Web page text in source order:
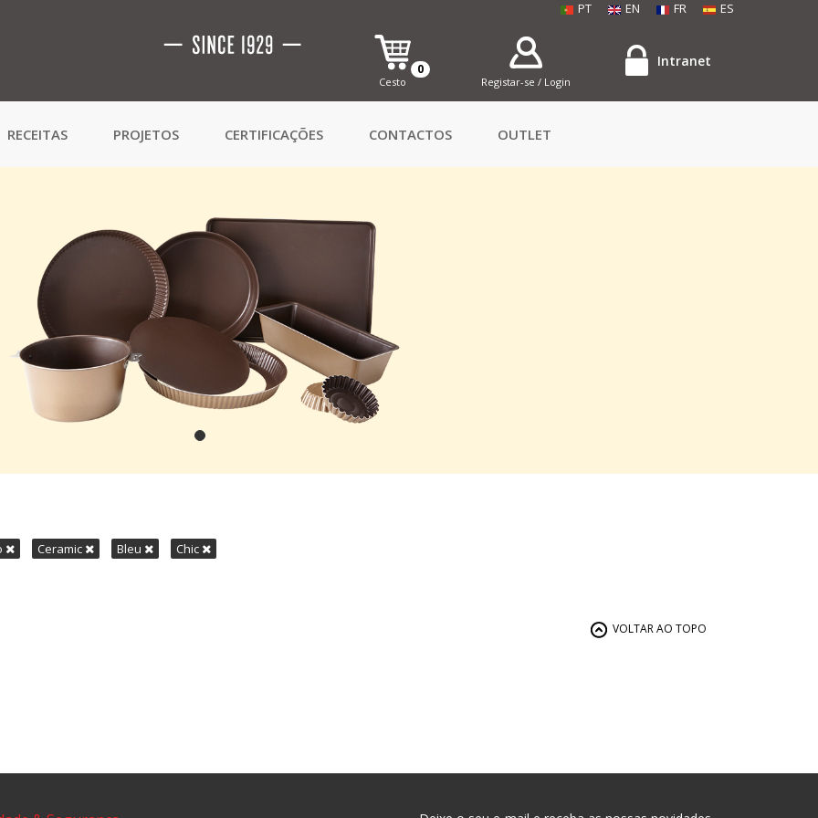
PT EN FR ES
Intranet
Registar-se / Login
0
Cesto
RECEITAS PROJETOS CERTIFICAÇÕES CONTACTOS OUTLET
Ceramic Bleu Chic
VOLTAR AO TOPO